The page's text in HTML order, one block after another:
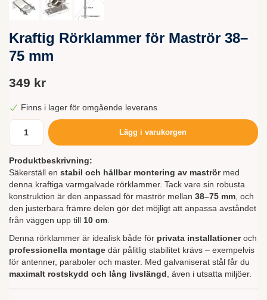
Kraftig Rörklammer för Maströr 38–
75 mm
349 kr
Finns i lager för omgående leverans
Lägg i varukorgen
Produktbeskrivning:
Säkerställ en stabil och hållbar montering av maströrmed
denna kraftiga varmgalvade rörklammer. Tack vare sin robusta
konstruktion är den anpassad för maströr mellan 38–75 mm, och
den justerbara främre delen gör det möjligt att anpassa avståndet
från väggen upp till 10 cm.
Denna rörklammer är idealisk både för privata installationeroch
professionella montage där pålitlig stabilitet krävs – exempelvis
för antenner, paraboler och master. Med galvaniserat stål får du
maximalt rostskydd och lång livslängd, även i utsatta miljöer.